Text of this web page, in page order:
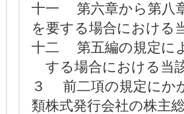
十一 第六章から第八
を要する場合における
十二 第五編の規定に
する場合における当
３ 前二項の規定にか
類株式発行会社の株主